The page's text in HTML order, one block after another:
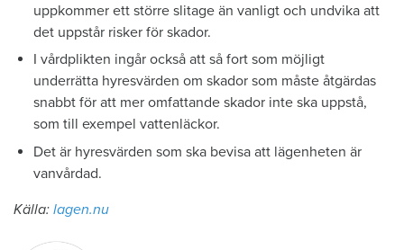
uppkommer ett större slitage än vanligt och undvika att
det uppstår risker för skador.
I vårdplikten ingår också att så fort som möjligt
underrätta hyresvärden om skador som måste åtgärdas
snabbt för att mer omfattande skador inte ska uppstå,
som till exempel vattenläckor.
Det är hyresvärden som ska bevisa att lägenheten är
vanvårdad.
Källa: lagen.nu